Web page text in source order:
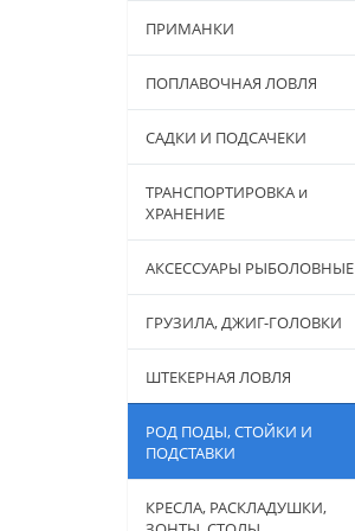
ПРИМАНКИ
ПОПЛАВОЧНАЯ ЛОВЛЯ
САДКИ И ПОДСАЧЕКИ
ТРАНСПОРТИРОВКА и
ХРАНЕНИЕ
АКСЕССУАРЫ РЫБОЛОВНЫЕ
ГРУЗИЛА, ДЖИГ-ГОЛОВКИ
ШТЕКЕРНАЯ ЛОВЛЯ
РОД ПОДЫ, СТОЙКИ И
ПОДСТАВКИ
КРЕСЛА, РАСКЛАДУШКИ,